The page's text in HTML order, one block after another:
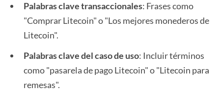
Palabras clave transaccionales: Frases como
"Comprar Litecoin" o "Los mejores monederos de
Litecoin".
Palabras clave del caso de uso: Incluir términos
como "pasarela de pago Litecoin" o "Litecoin para
remesas".